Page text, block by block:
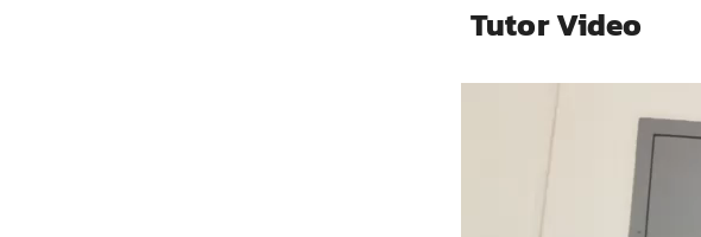
Tutor Video